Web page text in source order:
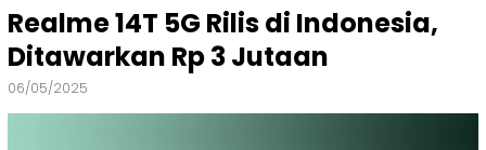
Realme 14T 5G Rilis di Indonesia,
Ditawarkan Rp 3 Jutaan
06/05/2025